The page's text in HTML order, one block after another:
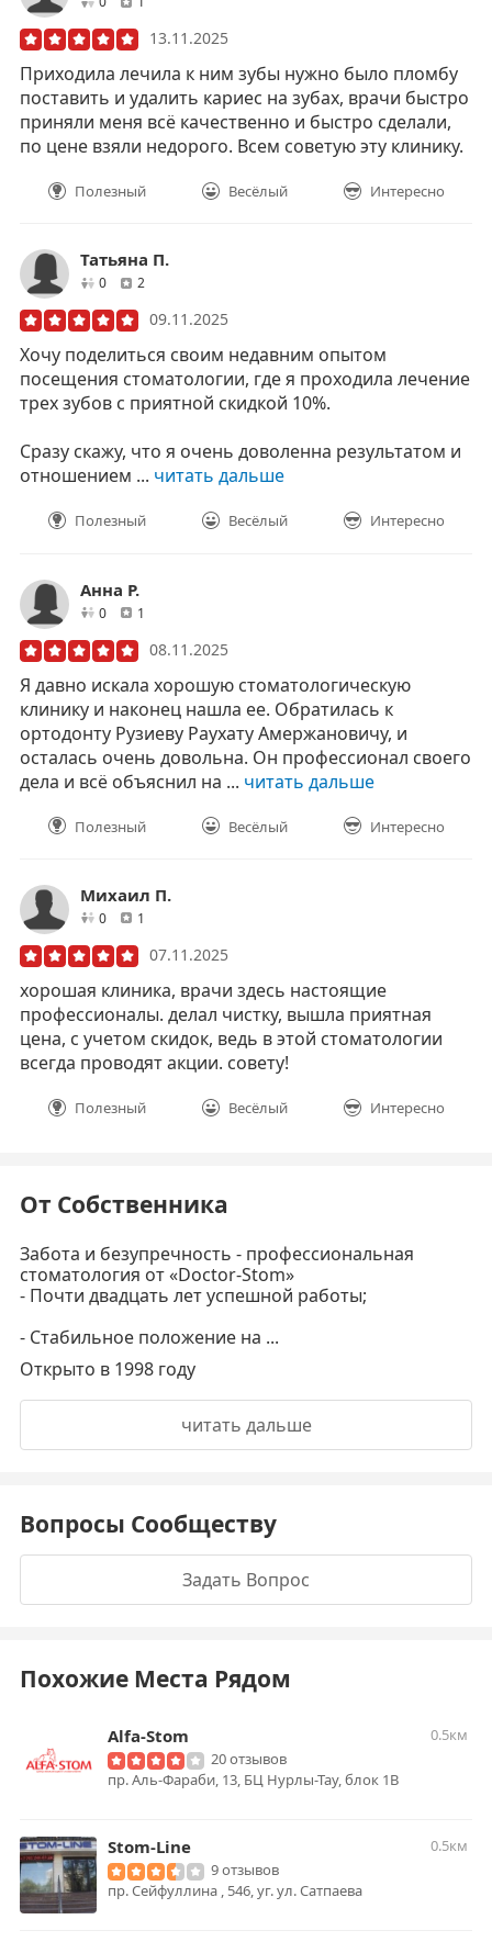
13.11.2025
Приходила лечила к ним зубы нужно было пломбу
поставить и удалить кариес на зубах, врачи быстро
приняли меня всё качественно и быстро сделали,
по цене взяли недорого. Всем советую эту клинику.
Полезный Весёлый Интересно
Татьяна П.
0друзей
2
09.11.2025
Хочу поделиться своим недавним опытом
посещения стоматологии, где я проходила лечение
трех зубов с приятной скидкой 10%.
Сразу скажу, что я очень доволенна результатом и
отношением ... читать дальше
Полезный Весёлый Интересно
Анна Р.
0друзей1
08.11.2025
Я давно искала хорошую стоматологическую
клинику и наконец нашла ее. Обратилась к
ортодонту Рузиеву Раухату Амержановичу, и
осталась очень довольна. Он профессионал своего
дела и всё объяснил на ... читать дальше
Полезный Весёлый Интересно
Михаил П.
0друзей1
07.11.2025
хорошая клиника, врачи здесь настоящие
профессионалы. делал чистку, вышла приятная
цена, с учетом скидок, ведь в этой стоматологии
всегда проводят акции. совету!
Полезный Весёлый Интересно
От Собственника
Забота и безупречность - профессиональная
стоматология от «Doctor-Stom»
- Почти двадцать лет успешной работы;
- Стабильное положение на ...
Открыто в 1998 году
читать дальше
Вопросы Сообществу
Задать Вопрос
Похожие Места Рядом
Alfa-Stom
0.5км
20 отзывов
пр. Аль-Фараби, 13, БЦ Нурлы-Тау, блок 1В
Stom-Line
0.5км
9 отзывов
пр. Сейфуллина , 546, уг. ул. Сатпаева